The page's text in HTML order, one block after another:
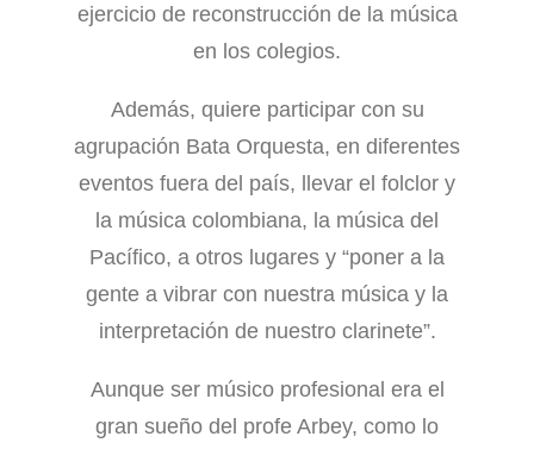
ejercicio de reconstrucción de la música
en los colegios.
Además, quiere participar con su
agrupación Bata Orquesta, en diferentes
eventos fuera del país, llevar el folclor y
la música colombiana, la música del
Pacífico, a otros lugares y “poner a la
gente a vibrar con nuestra música y la
interpretación de nuestro clarinete”.
Aunque ser músico profesional era el
gran sueño del profe Arbey, como lo